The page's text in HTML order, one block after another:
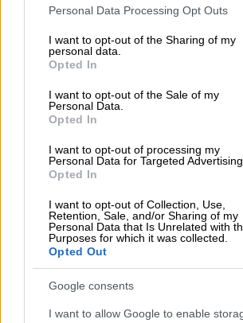
Please note that this website/app uses one
not limited to your visit or usage behaviour.
grant or deny consent to Google and its
use your data for below specified purposes
consent section.
Personal Data Processing Opt Outs
I want to opt-out of the Sharing of my
personal data.
Opted In
I want to opt-out of the Sale of my
Personal Data.
Opted In
I want to opt-out of processing my
Personal Data for Targeted
Opted In
I want to opt-out of Collection, Use,
Retention, Sale, and/or Sharing of my
Personal Data that Is Unrelated with
Purposes for which it was collected.
Opted Out
Google consents
I want to allow Google to enable
Ρετζέπ Ταγίπ Ερντογάναπό
επίκεντρο των καταγγελιών.
της αξιωματικής
ερώτηση στην Βουλή,
τον πρόεδρο τηςΤουρκίας,
υπουργό Οικονομικών να
απώλεια 159 τόνων χρυσού από
Κεντρική Τράπεζα της χώρας.